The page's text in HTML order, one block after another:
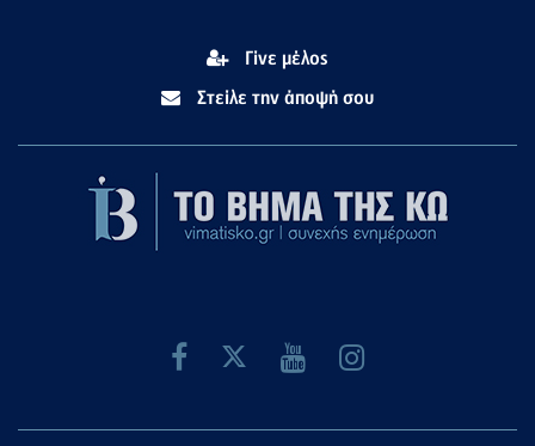
Γίνε μέλος
Στείλε την άποψή σου